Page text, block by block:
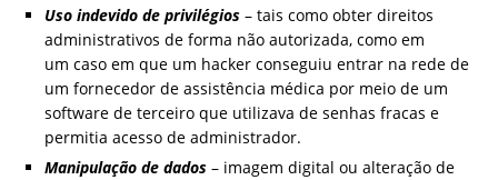
Uso indevido de privilégios – tais como obter direitos
administrativos de forma não autorizada, como em
um caso em que um hacker conseguiu entrar na rede de
um fornecedor de assistência médica por meio de um
software de terceiro que utilizava de senhas fracas e
permitia acesso de administrador.
Manipulação de dados – imagem digital ou alteração de